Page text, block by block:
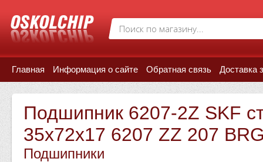
Главная Информация о сайте Обратная связь Доставка
Подшипник 6207-2Z SKF
35x72x17 6207 ZZ 207
Подшипники